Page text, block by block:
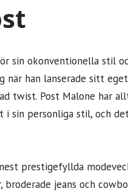
sin okonventionella stil
när han lanserade sitt eget
twist. Post Malone har
i sin personliga stil, och
prestigefyllda
broderade jeans och